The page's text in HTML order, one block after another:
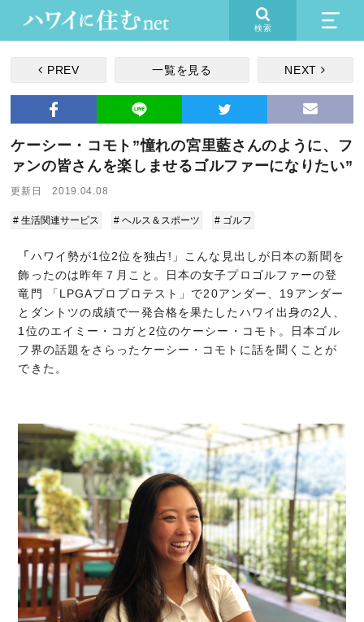
検索
PREV 一覧を見る NEXT
ケーシー・コモト”憧れの宮里藍さんのように、フ
ァンの皆さんを楽しませるゴルファーになりたい”
更新日 2019.04.08
# 生活関連サービス # ヘルス＆スポーツ # ゴルフ
「ハワイ勢が1位2位を独占!」こんな見出しが日本の新聞を
飾ったのは昨年７月こと。日本の女子プロゴルファーの登
竜門 「LPGAプロプロテスト」で20アンダー、19アンダー
とダントツの成績で一発合格を果たしたハワイ出身の2人、
1位のエイミー・コガと2位のケーシー・コモト。日本ゴル
フ界の話題をさらったケーシー・コモトに話を聞くことが
できた。